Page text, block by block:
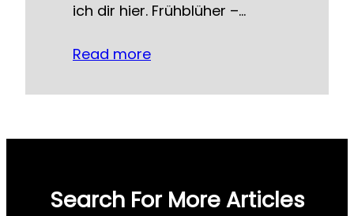
ich dir hier. Frühblüher –…
Read more
Search For More Articles